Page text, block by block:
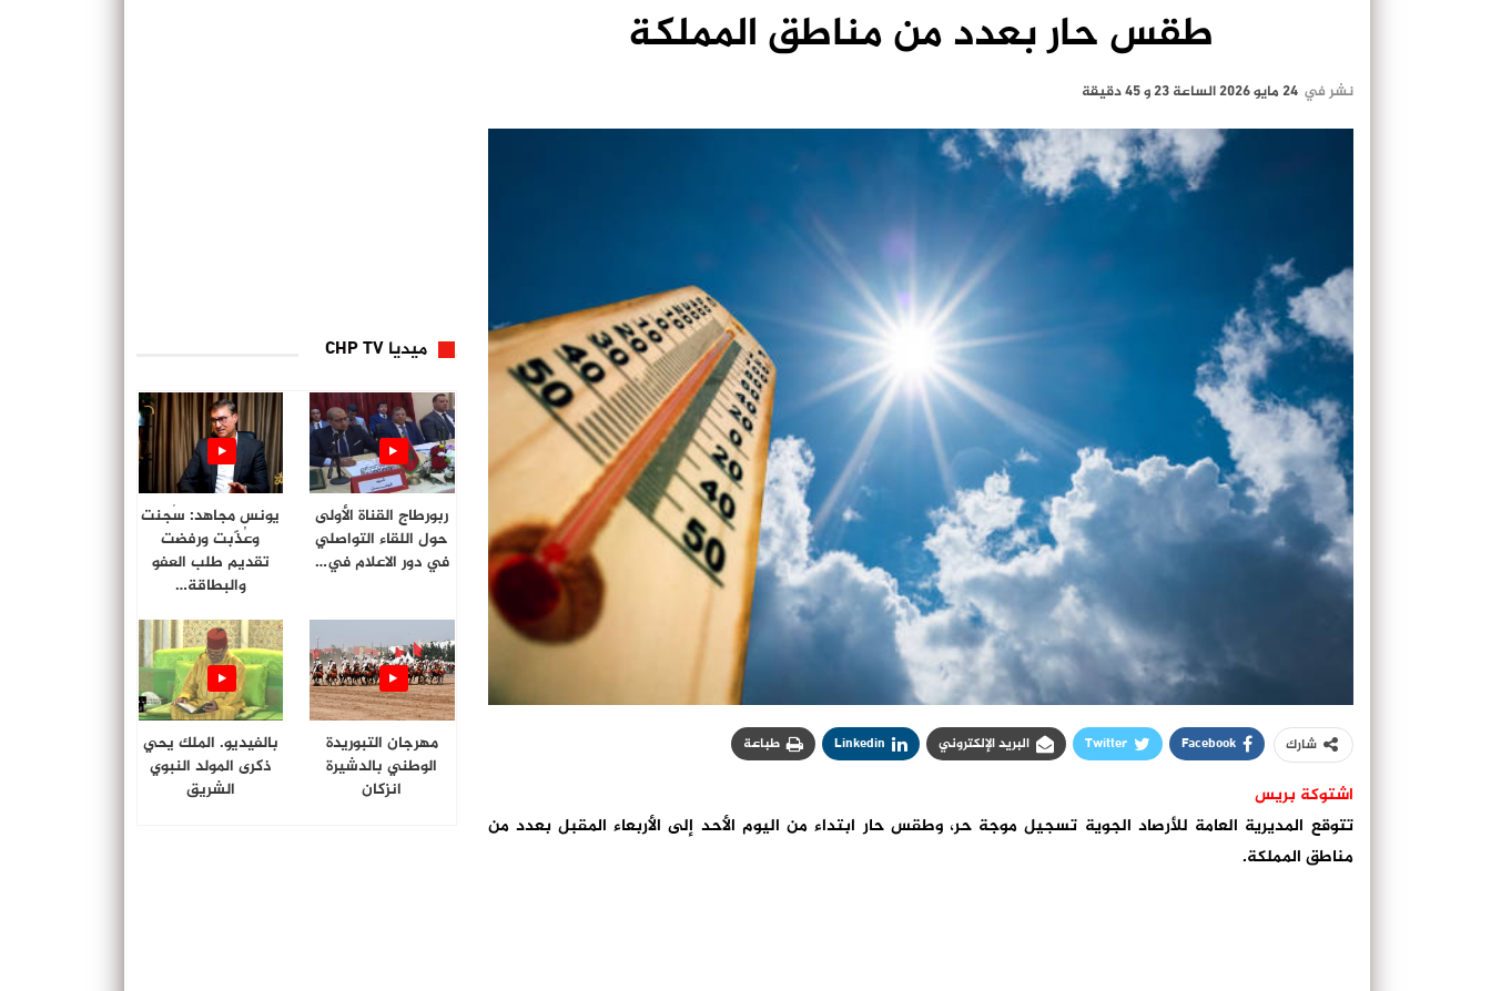
طقس حار بعدد من مناطق المملكة
نشر في 24 مايو 2026 الساعة 23 و 45 دقيقة
شارك Facebook
Twitter البريد الإلكتروني Linkedin طباعة
اشتوكة بريس
تتوقع المديرية العامة للأرصاد الجوية تسجيل موجة حر، وطقس حار ابتداء من اليوم الأحد إلى الأربعاء المقبل بعدد من
مناطق المملكة.
ميديا CHP TV
ربورطاج القناة الأولى
حول اللقاء التواصلي
في دور الاعلام في…
يونس مجاهد: سُجنت
وعُذّبت ورفضت
تقديم طلب العفو
والبطاقة…
مهرجان التبوريدة
الوطني بالدشيرة
انزكان
بالفيديو. الملك يحي
ذكرى المولد النبوي
الشريق